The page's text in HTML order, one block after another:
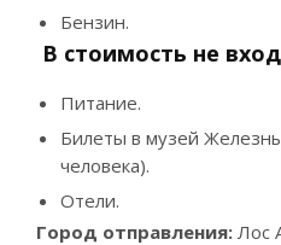
Бензин.
В стоимость не
Питание.
Билеты в музей
человека).
Отели.
Город отправления: Лос